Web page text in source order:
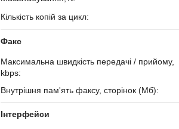
Кількість копій за цикл:
Факс
Максимальна швидкість передачі / прийому,
kbps:
Внутрішня пам'ять факсу, сторінок (Мб):
Інтерфейси